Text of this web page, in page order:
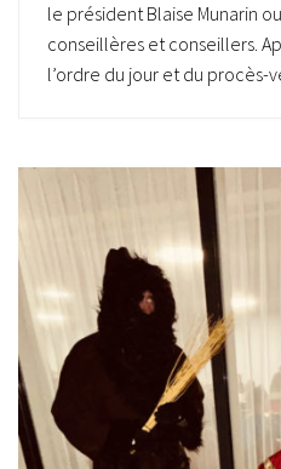
le président Blaise Munarin
conseillères et conseillers.
l’ordre du jour et du procès-